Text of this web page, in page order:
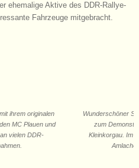
ehemalige Aktive des DDR-Rallye-
Fahrzeuge mitgebracht.
ihrem originalen
MC Plauen und
vielen DDR-
Wunderschöner
zum
Kleinkorgau. Im